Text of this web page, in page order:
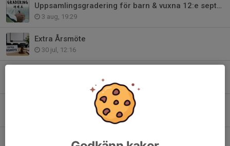
Uppsamlingsgradering för barn & vuxna 12:e september (ej tigrar)
3 aug, 19:29
Extra Årsmöte
30 jul, 12:16
🌞 Välkommen på sommarpass! 🥋